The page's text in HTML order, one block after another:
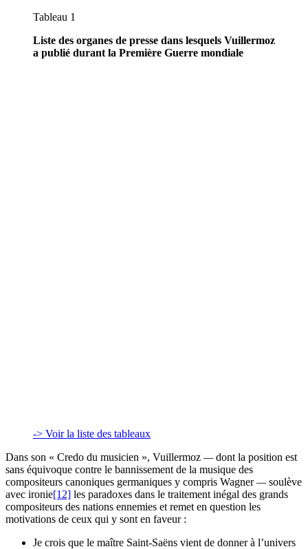
Tableau 1
Liste des organes de presse dans lesquels Vuillermoz
a publié durant la Première Guerre mondiale
-> Voir la liste des tableaux
Dans son « Credo du musicien », Vuillermoz —dont la position est
sans équivoque contre le bannissement de la musique des
compositeurs canoniques germaniques y compris Wagner—soulève
avec ironie[12] les paradoxes dans le traitement inégal des grands
compositeurs des nations ennemies et remet en question les
motivations de ceux qui y sont en faveur :
Je crois que le maître Saint-Saëns vient de donner à l’univers